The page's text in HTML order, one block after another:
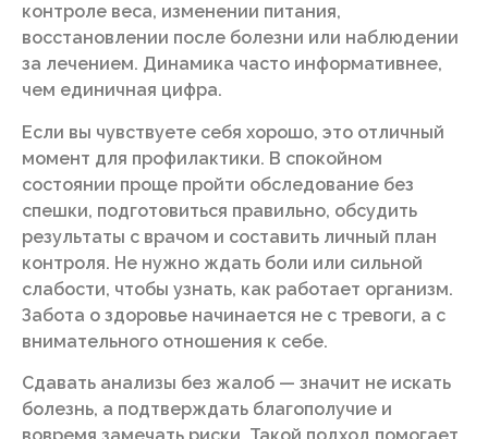
контроле веса, изменении питания,
восстановлении после болезни или наблюдении
за лечением. Динамика часто информативнее,
чем единичная цифра.
Если вы чувствуете себя хорошо, это отличный
момент для профилактики. В спокойном
состоянии проще пройти обследование без
спешки, подготовиться правильно, обсудить
результаты с врачом и составить личный план
контроля. Не нужно ждать боли или сильной
слабости, чтобы узнать, как работает организм.
Забота о здоровье начинается не с тревоги, а с
внимательного отношения к себе.
Сдавать анализы без жалоб — значит не искать
болезнь, а подтверждать благополучие и